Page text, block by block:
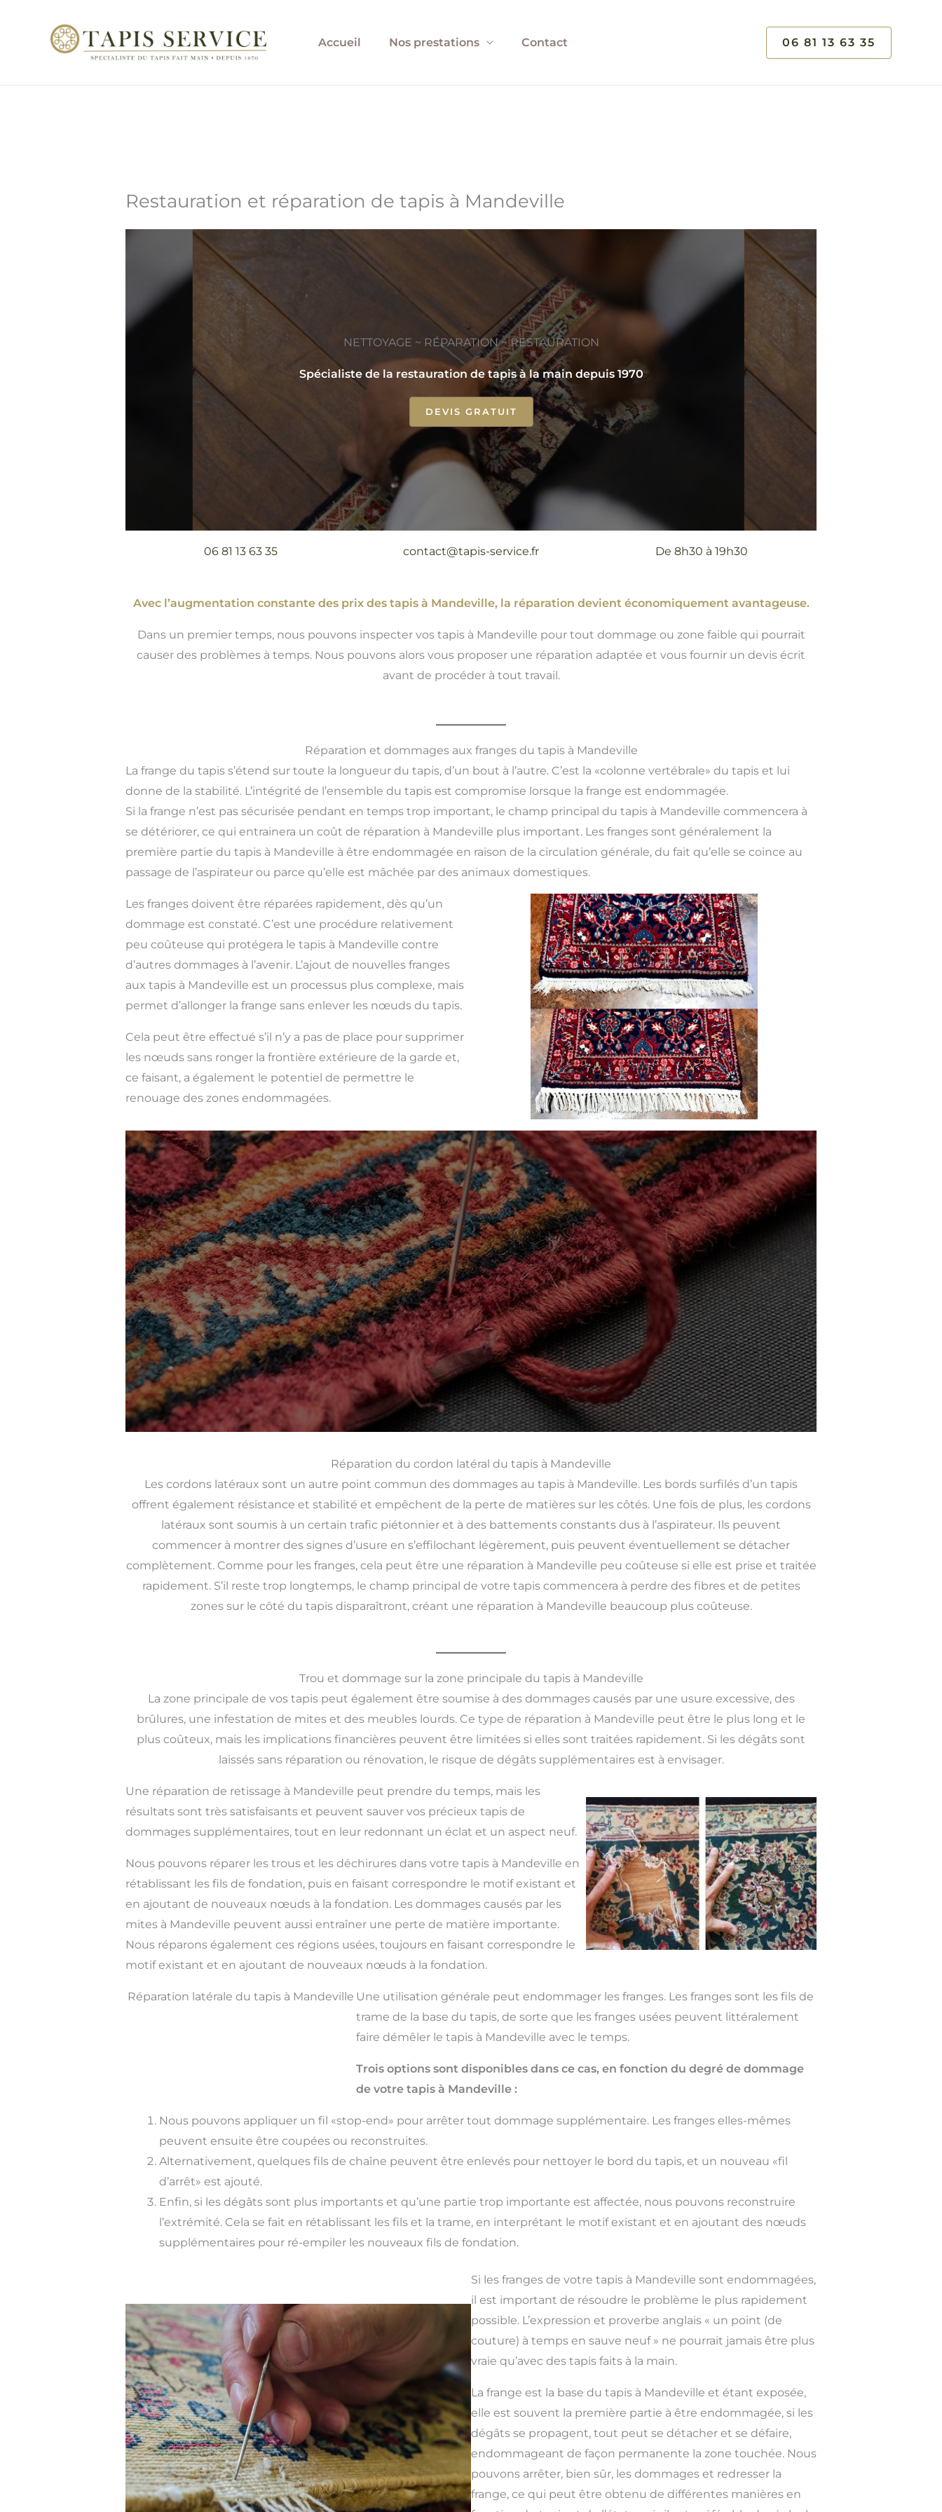
Accueil Nos prestations Contact 06 81 13 63 35
Restauration et réparation de tapis à Mandeville
NETTOYAGE ~ RÉPARATION ~ RESTAURATION
Spécialiste de la restauration de tapis à la main depuis 1970
DEVIS GRATUIT
06 81 13 63 35 contact@tapis-service.fr De 8h30 à 19h30
Avec l’augmentation constante des prix des tapis à Mandeville, la réparation devient économiquement avantageuse.
Dans un premier temps, nous pouvons inspecter vos tapis à Mandeville pour tout dommage ou zone faible qui pourrait
causer des problèmes à temps. Nous pouvons alors vous proposer une réparation adaptée et vous fournir un devis écrit
avant de procéder à tout travail.
Réparation et dommages aux franges du tapis à Mandeville
La frange du tapis s’étend sur toute la longueur du tapis, d’un bout à l’autre. C’est la «colonne vertébrale» du tapis et lui
donne de la stabilité. L’intégrité de l’ensemble du tapis est compromise lorsque la frange est endommagée.
Si la frange n’est pas sécurisée pendant en temps trop important, le champ principal du tapis à Mandeville commencera à
se détériorer, ce qui entrainera un coût de réparation à Mandeville plus important.Les franges sont généralement la
première partie du tapis à Mandeville à être endommagée en raison de la circulation générale, du fait qu’elle se coince au
passage de l’aspirateur ou parce qu’elle est mâchée par des animaux domestiques.
Les franges doivent être réparées rapidement, dès qu’un
dommage est constaté. C’est une procédure relativement
peu coûteuse qui protégera le tapis à Mandeville contre
d’autres dommages à l’avenir. L’ajout de nouvelles franges
aux tapis à Mandeville est un processus plus complexe, mais
permet d’allonger la frange sans enlever les nœuds du tapis.
Cela peut être effectué s’il n’y a pas de place pour supprimer
les nœuds sans ronger la frontière extérieure de la garde et,
ce faisant, a également le potentiel de permettre le
renouage des zones endommagées.
Réparation du cordon latéral du tapis à Mandeville
Les cordons latéraux sont un autre point commun des dommages au tapis à Mandeville. Les bords surfilés d’un tapis
offrent également résistance et stabilité et empêchent de la perte de matières sur les côtés. Une fois de plus, les cordons
latéraux sont soumis à un certain trafic piétonnier et à des battements constants dus à l’aspirateur. Ils peuvent
commencer à montrer des signes d’usure en s’effilochant légèrement, puis peuvent éventuellement se détacher
complètement. Comme pour les franges, cela peut être une réparation à Mandeville peu coûteuse si elle est prise et traitée
rapidement. S’il reste trop longtemps, le champ principal de votre tapis commencera à perdre des fibres et de petites
zones sur le côté du tapis disparaîtront, créant une réparation à Mandeville beaucoup plus coûteuse.
Trou et dommage sur la zone principale du tapis à Mandeville
La zone principale de vos tapis peut également être soumise à des dommages causés par une usure excessive, des
brûlures, une infestation de mites et des meubles lourds. Ce type de réparation à Mandeville peut être le plus long et le
plus coûteux, mais les implications financières peuvent être limitées si elles sont traitées rapidement. Si les dégâts sont
laissés sans réparation ou rénovation, le risque de dégâts supplémentaires est à envisager.
Une réparation de retissage à Mandeville peut prendre du temps, mais les
résultats sont très satisfaisants et peuvent sauver vos précieux tapis de
dommages supplémentaires, tout en leur redonnant un éclat et un aspect neuf.
Nous pouvons réparer les trous et les déchirures dans votre tapis à Mandeville en
rétablissant les fils de fondation, puis en faisant correspondre le motif existant et
en ajoutant de nouveaux nœuds à la fondation. Les dommages causés par les
mites à Mandeville peuvent aussi entraîner une perte de matière importante.
Nous réparons également ces régions usées, toujours en faisant correspondre le
motif existant et en ajoutant de nouveaux nœuds à la fondation.
Réparation latérale du tapis à Mandeville Une utilisation générale peut endommager les franges. Les franges sont les fils de
trame de la base du tapis, de sorte que les franges usées peuvent littéralement
faire démêler le tapis à Mandeville avec le temps.
Trois options sont disponibles dans ce cas, en fonction du degré de dommage
de votre tapis à Mandeville :
Nous pouvons appliquer un fil «stop-end» pour arrêter tout dommage supplémentaire. Les franges elles-mêmes
peuvent ensuite être coupées ou reconstruites.
Alternativement, quelques fils de chaîne peuvent être enlevés pour nettoyer le bord du tapis, et un nouveau «fil
d’arrêt» est ajouté.
Enfin, si les dégâts sont plus importants et qu’une partie trop importante est affectée, nous pouvons reconstruire
l’extrémité. Cela se fait en rétablissant les fils et la trame, en interprétant le motif existant et en ajoutant des nœuds
supplémentaires pour ré-empiler les nouveaux fils de fondation.
Si les franges de votre tapis à Mandeville sont endommagées,
il est important de résoudre le problème le plus rapidement
possible. L’expression et proverbe anglais « un point (de
couture) à temps en sauve neuf » ne pourrait jamais être plus
vraie qu’avec des tapis faits à la main.
La frange est la base du tapis à Mandeville et étant exposée,
elle est souvent la première partie à être endommagée, si les
dégâts se propagent, tout peut se détacher et se défaire,
endommageant de façon permanente la zone touchée. Nous
pouvons arrêter, bien sûr, les dommages et redresser la
frange, ce qui peut être obtenu de différentes manières en